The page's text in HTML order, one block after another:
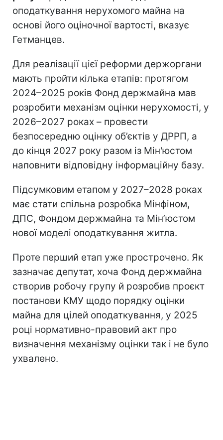
оподаткування нерухомого майна на
основі його оціночної вартості, вказує
Гетманцев.
Для реалізації цієї реформи держоргани
мають пройти кілька етапів: протягом
2024–2025 років Фонд держмайна мав
розробити механізм оцінки нерухомості, у
2026–2027 роках – провести
безпосередню оцінку об’єктів у ДРРП, а
до кінця 2027 року разом із Мін'юстом
наповнити відповідну інформаційну базу.
Підсумковим етапом у 2027–2028 роках
має стати спільна розробка Мінфіном,
ДПС, Фондом держмайна та Мін’юстом
нової моделі оподаткування житла.
Проте перший етап уже прострочено. Як
зазначає депутат, хоча Фонд держмайна
створив робочу групу й розробив проєкт
постанови КМУ щодо порядку оцінки
майна для цілей оподаткування, у 2025
році нормативно-правовий акт про
визначення механізму оцінки так і не було
ухвалено.